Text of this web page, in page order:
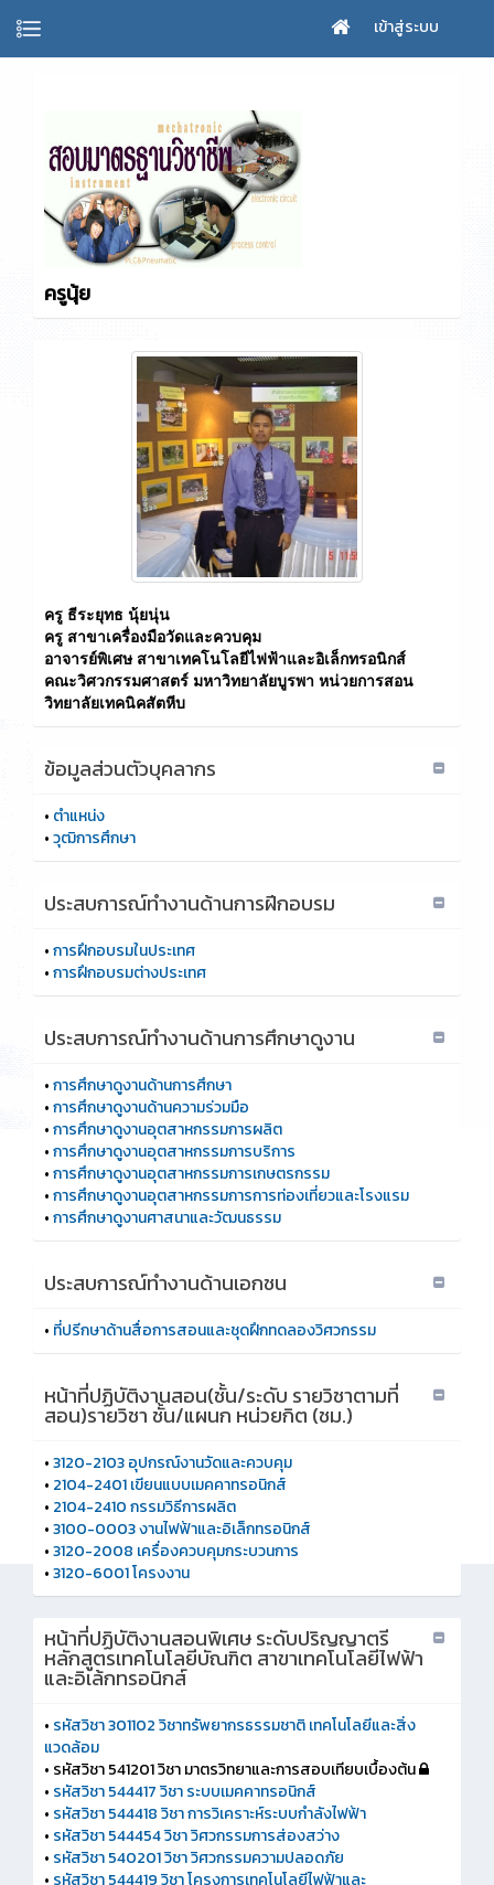
เข้าสู่ระบบ
ครูนุ้ย
ครู ธีระยุทธ นุ้ยนุ่น
ครู สาขาเครื่องมือวัดและควบคุม
อาจารย์พิเศษ สาขาเทคโนโลยีไฟฟ้าและอิเล็กทรอนิกส์
คณะวิศวกรรมศาสตร์ มหาวิทยาลัยบูรพา หน่วยการสอน
วิทยาลัยเทคนิคสัตหีบ
ข้อมูลส่วนตัวบุคลากร
• ตำแหน่ง
•วุฒิการศึกษา
ประสบการณ์ทำงานด้านการฝีกอบรม
•การฝึกอบรมในประเทศ
•การฝึกอบรมต่างประเทศ
ประสบการณ์ทำงานด้านการศึกษาดูงาน
•การศึกษาดูงานด้านการศึกษา
•การศึกษาดูงานด้านความร่วมมือ
•การศึกษาดูงานอุตสาหกรรมการผลิต
•การศึกษาดูงานอุตสาหกรรมการบริการ
•การศึกษาดูงานอุตสาหกรรมการเกษตรกรรม
•การศึกษาดูงานอุตสาหกรรมการการท่องเที่ยวและโรงแรม
•การศึกษาดูงานศาสนาและวัฒนธรรม
ประสบการณ์ทำงานด้านเอกชน
• ที่ปรีกษาด้านสื่อการสอนและชุดฝึกทดลองวิศวกรรม
หน้าที่ปฏิบัติงานสอน(ชั้น/ระดับ รายวิชาตามที่
สอน)รายวิชา ชั้น/แผนก หน่วยกิต (ชม.)
•3120-2103 อุปกรณ์งานวัดและควบคุม
• 2104-2401 เขียนแบบเมคคาทรอนิกส์
• 2104-2410 กรรมวิธีการผลิต
•3100-0003 งานไฟฟ้าและอิเล็กทรอนิกส์
•3120-2008 เครื่องควบคุมกระบวนการ
•3120-6001 โครงงาน
หน้าที่ปฏิบัติงานสอนพิเศษ ระดับปริญญาตรี
หลักสูตรเทคโนโลยีบัณฑิต สาขาเทคโนโลยีไฟฟ้า
และอิเล้กทรอนิกส์
• รหัสวิชา 301102 วิชาทรัพยากรธรรมชาติ เทคโนโลยีและสิ่ง
แวดล้อม
• รหัสวิชา 541201 วิชา มาตรวิทยาและการสอบเทียบเบื้องต้น
• รหัสวิชา 544417 วิชา ระบบเมคคาทรอนิกส์
• รหัสวิชา 544418 วิชา การวิเคราะห์ระบบกำลังไฟฟ้า
• รหัสวิชา 544454 วิชา วิศวกรรมการส่องสว่าง
• รหัสวิชา 540201 วิชา วิศวกรรมความปลอดภัย
• รหัสวิชา 544419 วิชา โครงการเทคโนโลยีไฟฟ้าและ